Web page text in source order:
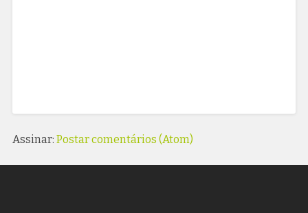
Assinar: Postar comentários (Atom)